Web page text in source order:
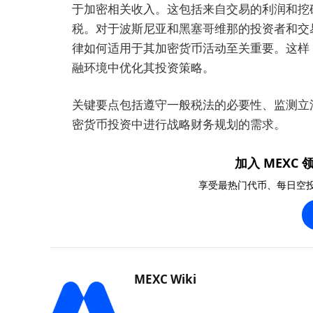
于加密相关收入。这包括来自交易的利润和
税。对于波斯尼亚和黑塞哥维那的投资者和
律如何适用于其加密货币活动至关重要。这
融环境中优化其投资策略。
关键要点包括遵守一般税法的必要性、监测
密货币投资中进行战略财务规划的需求。
加入 MEXC
享受最热门代币、每日空
MEXC Wiki